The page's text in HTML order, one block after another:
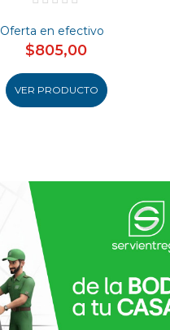
Oferta en efectivo
$805,00
VER PRODUCTO